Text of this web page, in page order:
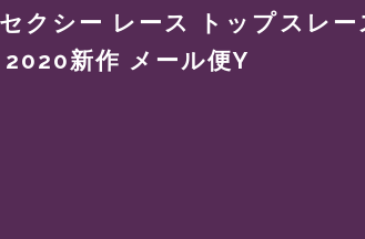
クシー レース トップスレ
新作 メール便Y